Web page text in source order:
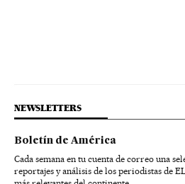
NEWSLETTERS
Boletín de América
Cada semana en tu cuenta de correo una
reportajes y análisis de los periodistas de